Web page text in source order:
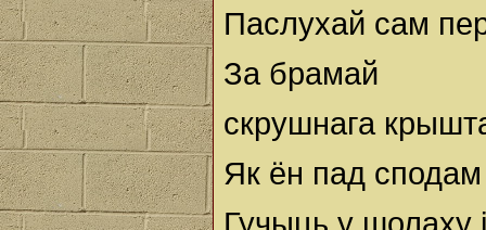
Паслухай сам
За брамай
скрушнага
Як ён пад сподам